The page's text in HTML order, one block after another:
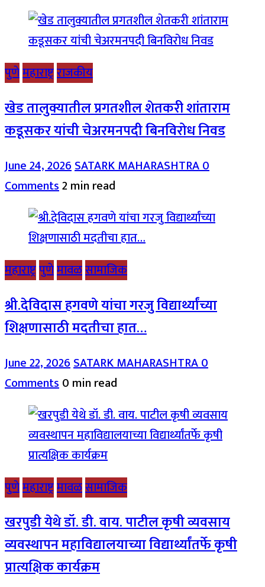
पुणेमहाराष्ट्रराजकीय
खेड तालुक्यातील प्रगतशील शेतकरी शांताराम
कडूसकर यांची चेअरमनपदी बिनविरोध निवड
June 24, 2026SATARK MAHARASHTRA0
Comments2 min read
महाराष्ट्रपुणेमावळसामाजिक
श्री.देविदास हगवणे यांचा गरजु विद्यार्थ्यांच्या
शिक्षणासाठी मदतीचा हात…
June 22, 2026SATARK MAHARASHTRA0
Comments0 min read
पुणेमहाराष्ट्रमावळसामाजिक
खरपुडी येथे डॉ. डी. वाय. पाटील कृषी व्यवसाय
व्यवस्थापन महाविद्यालयाच्या विद्यार्थ्यांतर्फे कृषी
प्रात्यक्षिक कार्यक्रम